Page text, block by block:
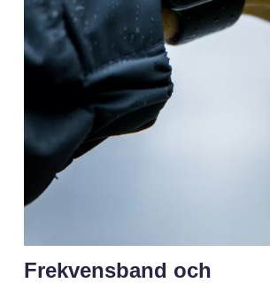
Frekvensband och